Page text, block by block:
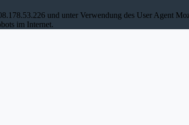
und unter Verwendung des User Agent
im Internet.